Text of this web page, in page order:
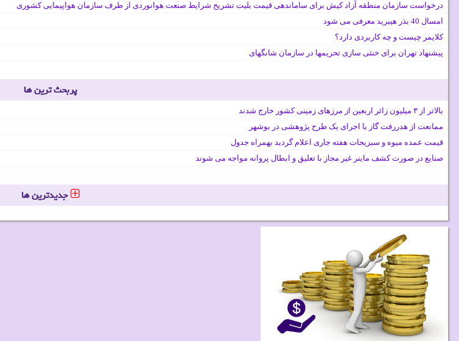
درخواست سازمان منطقه آزاد کیش برای ساماندهی قیمت بلیت تشریح شرایط صنعت هوانوردی از طرف سازمان هواپیمایی کشوری
امسال 40 بذر هیبرید معرفی می شود
کلایمر چیست و چه کاربردی دارد؟
پیشنهاد تهران برای خنثی سازی تحریمها در سازمان شانگهای
پربحث ترین ها
بالاتر از ۳ میلیون زائر اربعین از مرزهای زمینی کشور خارج شدند
ممانعت از هدررفت گاز با اجرای یک طرح پژوهشی در بوشهر
قیمت عمده میوه و سبزیجات هفته جاری اعلام گردید بهمراه جدول
صنایع در صورت کشف ماینر غیر مجاز با تعلیق و ابطال پروانه مواجه می شوند
جدیدترین ها